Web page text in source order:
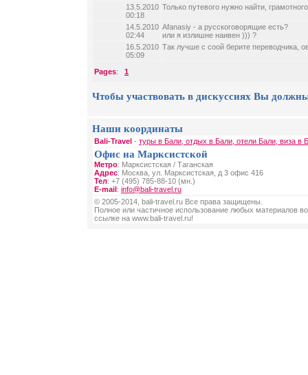
13.5.2010
00:18
Только путевого нужно найти,
14.5.2010
02:44
Afanasiy - а русскоговорящие есть?
или я излишне наивен ))) ?
16.5.2010
05:09
Так лучше с соой берите переводчика,
Pages: 1
Чтобы участвовать в дискуссиях Вы
Наши координаты
Bali-Travel - туры в Бали, отдых в Бали, отели Бали, виза в
Офис на Марксистской
Метро: Марксистская / Таганская
Адрес: Москва, ул. Марксистская, д 3 офис 416
Тел: +7 (495) 785-88-10 (мн.)
E-mail: info@bali-travel.ru
© 2005-2014, bali-travel.ru Все права защищены.
Полное или частичное использование любых материалов
ссылке на www.bali-travel.ru!